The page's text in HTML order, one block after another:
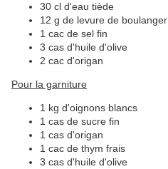
30 cl d'eau tiède
12 g de levure de boulanger
1 cac de sel fin
3 cas d'huile d'olive
2 cac d'origan
Pour la garniture
1 kg d'oignons blancs
1 cas de sucre fin
1 cas d'origan
1 cac de thym frais
3 cas d'huile d'olive